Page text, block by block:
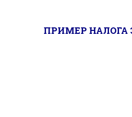
ПРИМЕР НАЛОГА